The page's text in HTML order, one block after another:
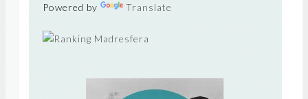
Powered by Translate